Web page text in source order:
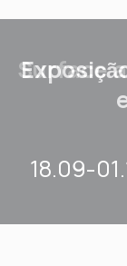
18.09-
Surface
18.09-